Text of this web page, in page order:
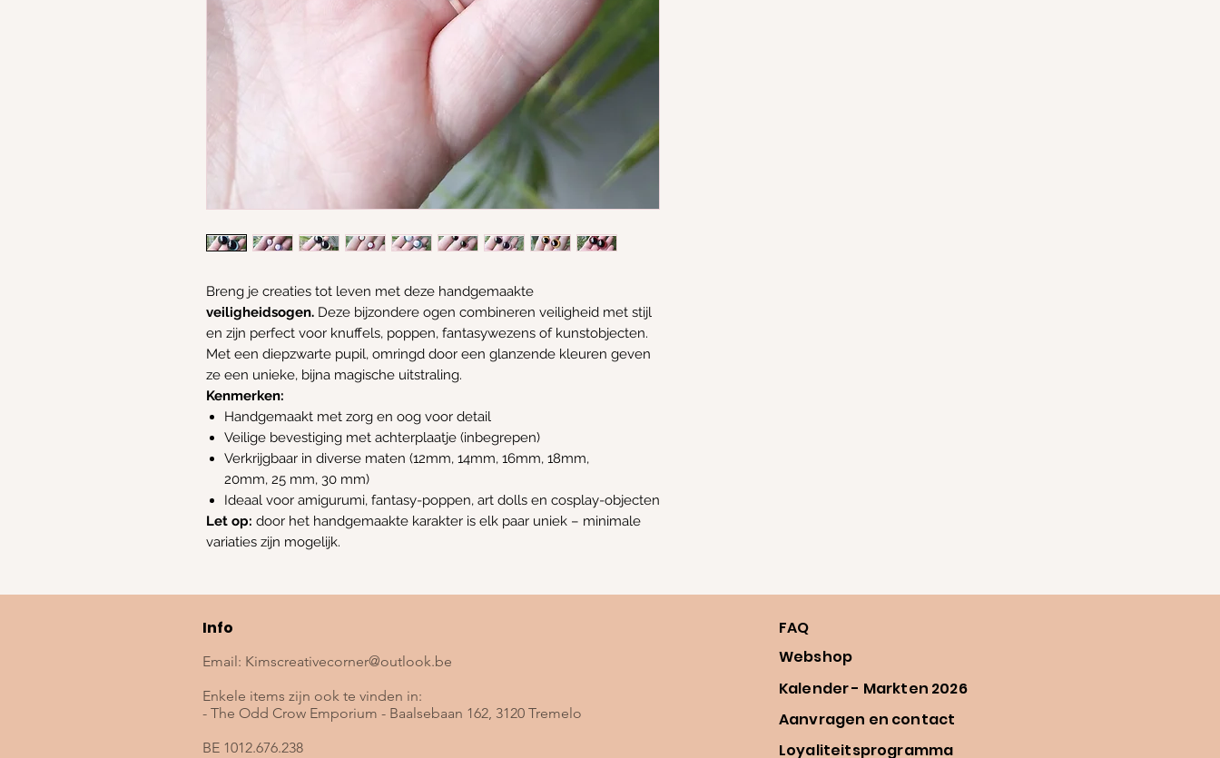
Breng je creaties tot leven met deze handgemaakte
veiligheidsogen. Deze bijzondere ogen combineren veiligheid met stijl
en zijn perfect voor knuffels, poppen, fantasywezens of kunstobjecten.
Met een diepzwarte pupil, omringd door een glanzende kleuren geven
ze een unieke, bijna magische uitstraling.
Kenmerken:
Handgemaakt met zorg en oog voor detail
Veilige bevestiging met achterplaatje (inbegrepen)
Verkrijgbaar in diverse maten (12mm, 14mm, 16mm, 18mm,
20mm, 25 mm, 30 mm)
Ideaal voor amigurumi, fantasy-poppen, art dolls en cosplay-objecten
Let op: door het handgemaakte karakter is elk paar uniek – minimale
variaties zijn mogelijk.
Info
Email: Kimscreativecorner@outlook.be
Enkele items zijn ook te vinden in:
- The Odd Crow Emporium - Baalsebaan 162, 3120 Tremelo
BE 1012.676.238
FAQ
Webshop
Kalender - Markten 2026
Aanvragen en contact
Loyaliteitsprogramma